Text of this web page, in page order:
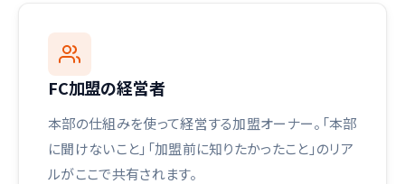
FC加盟の経営者
本部の仕組みを使って経営する加盟オーナー。「本部
に聞けないこと」「加盟前に知りたかったこと」のリア
ルがここで共有されます。